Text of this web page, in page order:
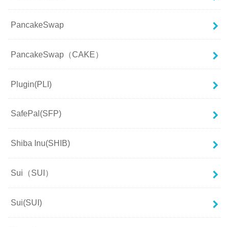
PancakeSwap
PancakeSwap（CAKE）
Plugin(PLI)
SafePal(SFP)
Shiba Inu(SHIB)
Sui（SUI）
Sui(SUI)